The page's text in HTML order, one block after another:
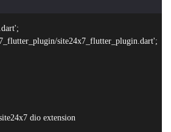
site24x7_flutter_plugin.dart';
dio extension